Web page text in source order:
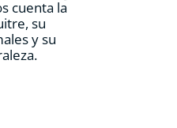
cuenta la
su
y su